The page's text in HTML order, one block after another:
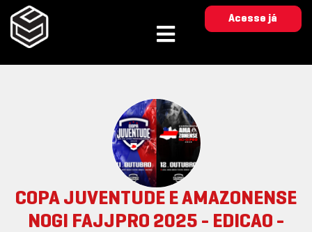
Acesse já
COPA JUVENTUDE E AMAZONENSE
NOGI FAJJPRO 2025 - EDICAO -